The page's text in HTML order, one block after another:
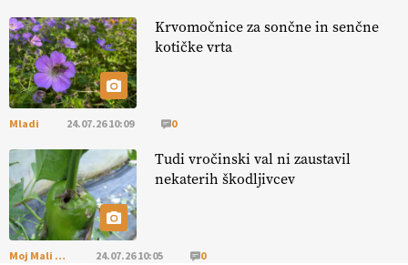
EKOloško = logično: ekološko oljarstvo
MORGAN
EKOloško = logično: ekološka kmetija
FREŠER
KMETIJSKA LIGA PRVAKOV: POMLADITEV
KMETIJSKE EKIPE
KMETIJSKA LIGA PRVAKOV: UKRAJINA vs.
EVROPA
Krvomočnice za sončne in senčne
kotičke vrta
Mladi 24.07.26 10:09 0
Tudi vročinski val ni zaustavil
nekaterih škodljivcev
Moj Mali Svet 24.07.26 10:05 0